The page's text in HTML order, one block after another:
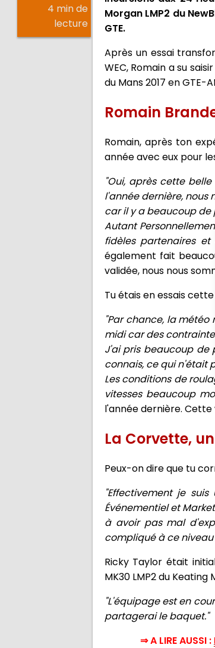
4 min de
lecture
Morgan LMP2 du
GTE.
Après un essai
WEC, Romain a su
du Mans 2017 en GTE-
Romain
Romain, après ton
année avec eux pour
"Oui, après cette
l'année dernière, nous
car il y a beaucoup
Autant
fidèles partenaires
également fait
validée, nous nous
Tu étais en essais
"Par chance, la
midi car des
J'ai pris beaucoup de
connais, ce qui n'était
Les conditions de
vitesses beaucoup
l'année dernière.
La Corvette,
Peux-on dire que tu
"Effectivement je
Événementiel et
à avoir pas mal
compliqué à ce
Ricky Taylor était
MK30 LMP2 du
"L'équipage est en
partagerai le baquet."
⇒ A LIRE AUSSI :